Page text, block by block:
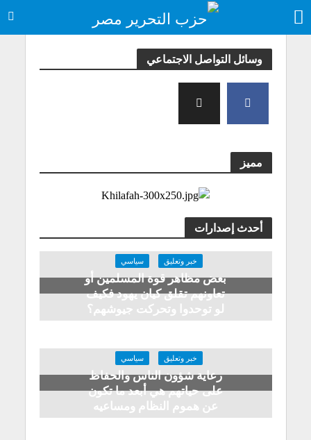
وسائل التواصل الاجتماعي
مميز
أحدث إصدارات
خبر وتعليق سياسي
بعض مظاهر قوة المسلمين أو
تعاونهم تقلق كيان يهود فكيف
لو توحدوا وتحركت جيوشهم؟
خبر وتعليق سياسي
رعاية شؤون الناس والحفاظ
على حياتهم هي أبعد ما تكون
عن هموم النظام ومساعيه